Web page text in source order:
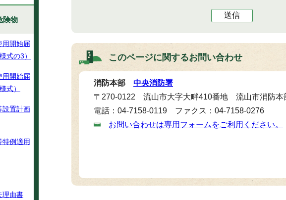
送信
このページに関するお問い合わせ
消防本部 中央消防署
〒270-0122 流山市大字大畔410番地 流山市消防本
電話：04-7158-0119 ファクス：04-7158-0276
お問い合わせは専用フォームをご利用ください。
険物
用開始届
式の3）
用開始届
式）
設置計画
特例適用
理由書